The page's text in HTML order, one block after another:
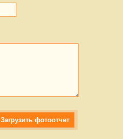
Загрузить фотоотчет